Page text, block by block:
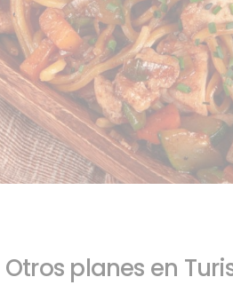
Otros planes en